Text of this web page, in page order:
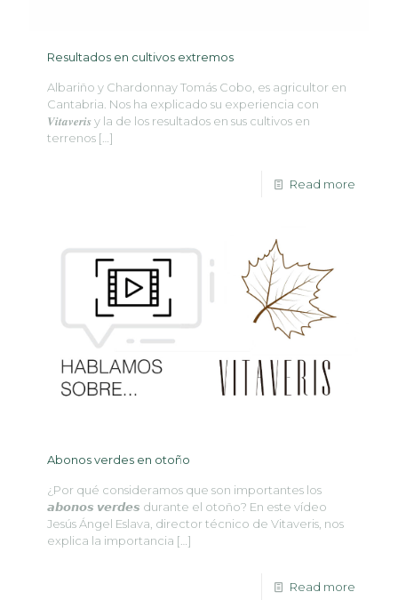
Resultados en cultivos extremos
Albariño y Chardonnay Tomás Cobo, es agricultor en
Cantabria. Nos ha explicado su experiencia con
𝑽𝒊𝒕𝒂𝒗𝒆𝒓𝒊𝒔 y la de los resultados en sus cultivos en
terrenos […]
Read more
Abonos verdes en otoño
¿Por qué consideramos que son importantes los
𝙖𝙗𝙤𝙣𝙤𝙨 𝙫𝙚𝙧𝙙𝙚𝙨 durante el otoño? En este vídeo
Jesús Ángel Eslava, director técnico de Vitaveris, nos
explica la importancia […]
Read more